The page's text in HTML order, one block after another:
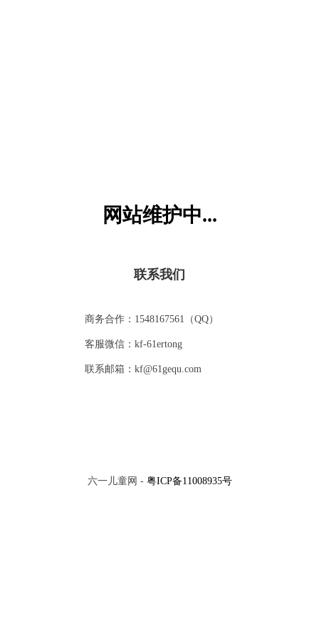
网站维护中...
联系我们
商务合作：1548167561（QQ）
客服微信：kf-61ertong
联系邮箱：kf@61gequ.com
六一儿童网 - 粤ICP备11008935号